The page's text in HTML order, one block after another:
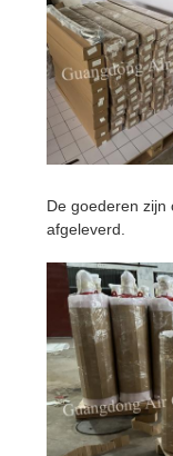
De goederen zijn
afgeleverd.